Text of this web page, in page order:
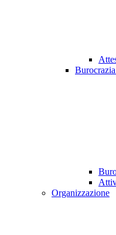
Organizzazione